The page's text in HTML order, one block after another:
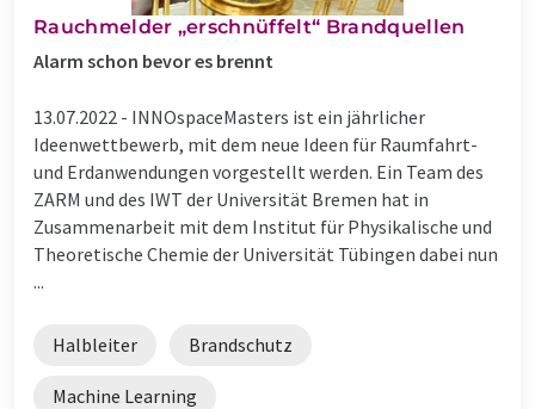
Rauchmelder „erschnüffelt“ Brandquellen
Alarm schon bevor es brennt
13.07.2022 - INNOspaceMasters ist ein jährlicher
Ideenwettbewerb, mit dem neue Ideen für Raumfahrt-
und Erdanwendungen vorgestellt werden. Ein Team des
ZARM und des IWT der Universität Bremen hat in
Zusammenarbeit mit dem Institut für Physikalische und
Theoretische Chemie der Universität Tübingen dabei nun
...
Halbleiter Brandschutz
Machine Learning